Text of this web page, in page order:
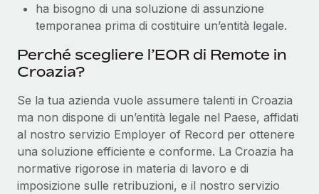
ha bisogno di una soluzione di assunzione
temporanea prima di costituire un’entità legale.
Perché scegliere l’EOR di Remote in
Croazia?
Se la tua azienda vuole assumere talenti in Croazia
ma non dispone di un’entità legale nel Paese, affidati
al nostro servizio Employer of Record per ottenere
una soluzione efficiente e conforme. La Croazia ha
normative rigorose in materia di lavoro e di
imposizione sulle retribuzioni, e il nostro servizio